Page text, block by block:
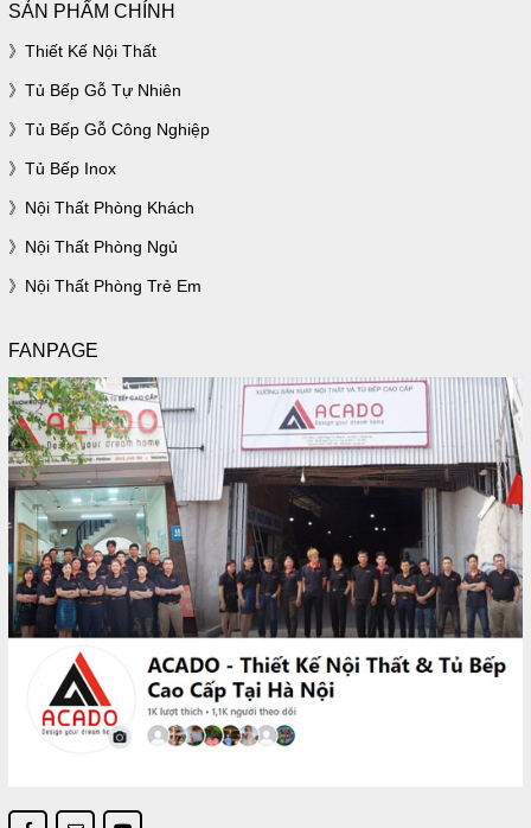
SẢN PHẨM CHÍNH
Thiết Kế Nội Thất
Tủ Bếp Gỗ Tự Nhiên
Tủ Bếp Gỗ Công Nghiệp
Tủ Bếp Inox
Nội Thất Phòng Khách
Nội Thất Phòng Ngủ
Nội Thất Phòng Trẻ Em
FANPAGE